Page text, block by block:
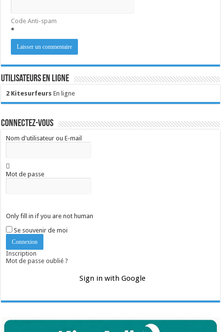
Code Anti-spam
*
Utilisateurs en ligne
2 Kitesurfeurs En ligne
Connectez-vous
Nom d'utilisateur ou E-mail
Mot de passe
Only fill in if you are not human
Se souvenir de moi
Inscription
Mot de passe oublié ?
Sign in with Google